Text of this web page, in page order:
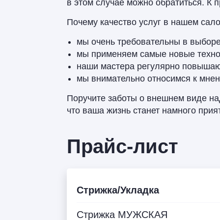
в этом случае можно обратиться. К
Почему качество услуг в нашем
мы очень требовательны в
мы применяем самые новые
наши мастера регулярно
мы внимательно относимся к
Поручите заботы о внешнем виде
что ваша жизнь станет намного
Прайс-лист
Стрижка/Укладка
Стрижка МУЖСКАЯ